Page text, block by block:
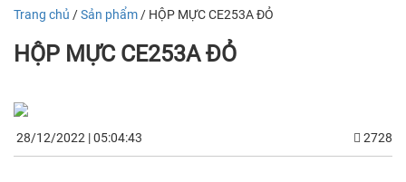
Trang chủ /Sản phẩm / HỘP MỰC CE253A ĐỎ
HỘP MỰC CE253A ĐỎ
28/12/2022 | 05:04:43 2728